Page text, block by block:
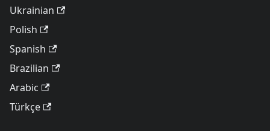
Ukrainian
Polish
Spanish
Brazilian
Arabic
Türkçe